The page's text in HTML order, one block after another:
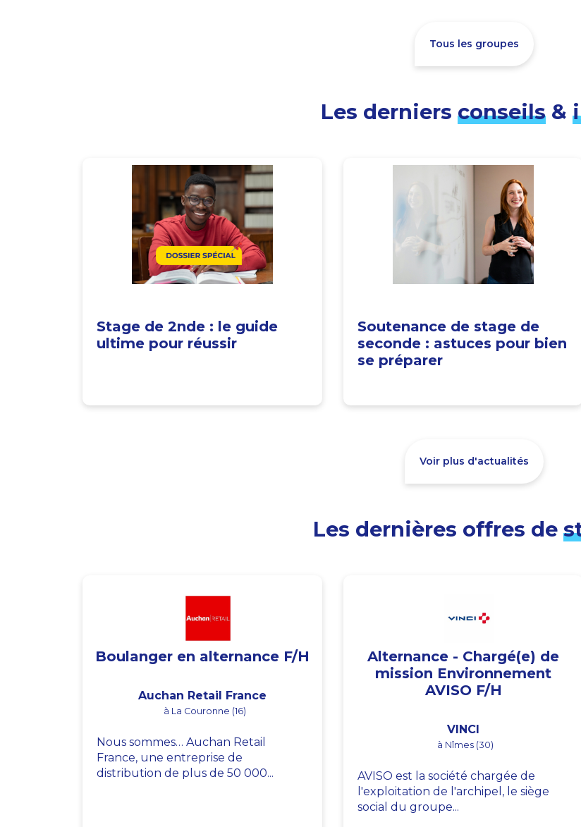
Tous les groupes
Les derniers conseils &
Stage de 2nde : le guide
ultime pour réussir
Soutenance de stage de
seconde : astuces pour bien
se préparer
Voir plus d'actualités
Les dernières offres de
Boulanger en alternance F/H
Auchan Retail France
à La Couronne (16)
Nous sommes… Auchan Retail
France, une entreprise de
distribution de plus de 50 000...
Alternance - Chargé(e) de
mission Environnement
AVISO F/H
VINCI
à Nîmes (30)
AVISO est la société chargée de
l'exploitation de l'archipel, le siège
social du groupe...